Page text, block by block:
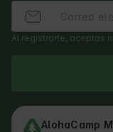
Al registrarte, aceptas
AlohaCamp